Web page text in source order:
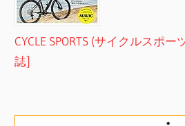
CYCLE SPORTS (サイクルスポ
誌]